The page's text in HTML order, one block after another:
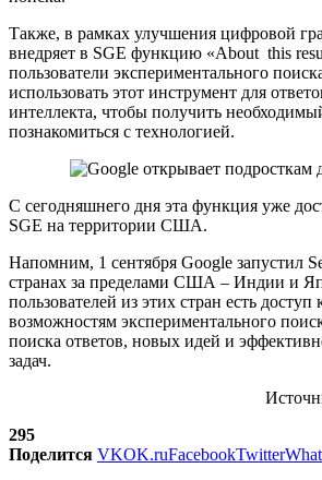
Также, в рамках улучшения цифровой
внедряет в SGE функцию «About this
пользователи экспериментального
использовать этот инструмент для
интеллекта, чтобы получить
познакомиться с технологией.
С сегодняшнего дня эта функция уже
SGE на территории США.
Напомним, 1 сентября Google запустил
странах за пределами США – Индии и
пользователей из этих стран есть доступ
возможностям экспериментального
поиска ответов, новых идей и
задач.
295
Поделится VKOK.ruFacebookTwitter